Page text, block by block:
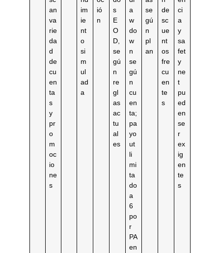
an
va
rie
da
d
de
cu
en
ta
s
y
pr
o
m
oc
io
ne
s
im
ie
nt
o
si
m
ul
ad
a
ió
n
s
E
O
D,
se
gú
n
re
gl
as
ac
tu
al
es
a
w
do
w
n
se
gú
n
cu
en
ta;
pa
yo
ut
li
mi
ta
do
a
6
po
r
PA
en
se
gú
n
pl
an
de
sc
ue
nt
os
fre
cu
en
te
s
ci
a
y
sa
fet
y
ne
t
pu
ed
en
se
r
ex
ig
en
te
s